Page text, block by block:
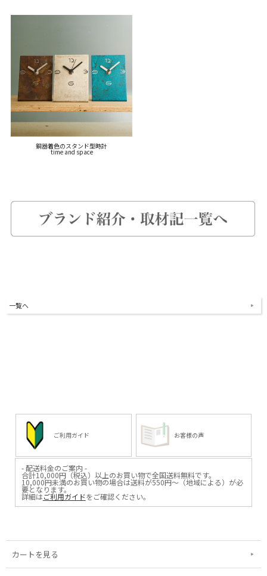
銅器着色のスタンド型時計
time and space
一覧へ
ご利用ガイド お客様の声
- 配送料金のご案内 -
合計10,000円（税込）以上のお買い物で全国送料無料です。
10,000円未満のお買い物の場合は送料が550円～（地域による）が必
要となります。
詳細はご利用ガイドをご確認ください。
カートを見る